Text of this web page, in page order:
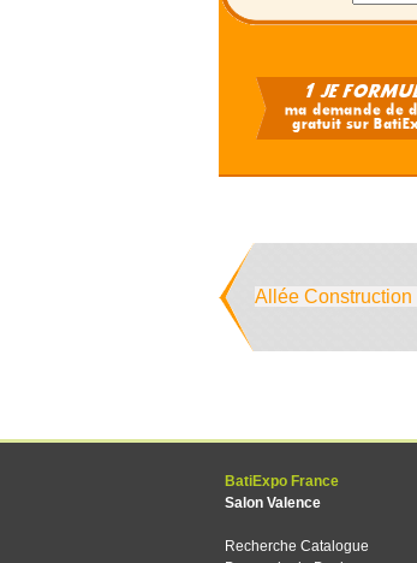
Allée
BatiExpo France
Salon Valence
Recherche Catalogue